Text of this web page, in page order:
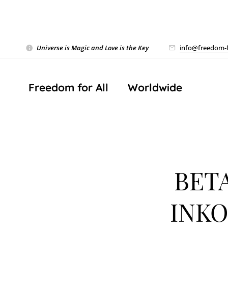
Universe is Magic and Love is the Key❤️
Freedom for All ❤️ Worldwide